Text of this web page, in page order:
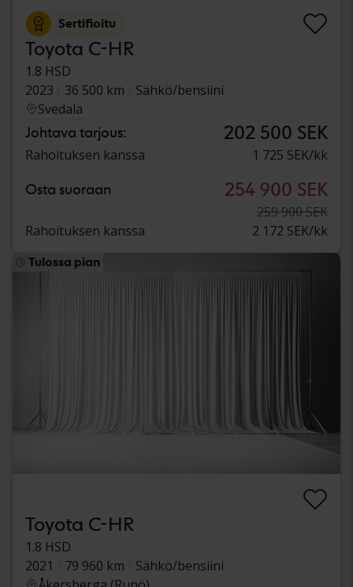
Sertifioitu
Toyota C-HR
1.8 HSD
2023
36 500 km
Sähkö/bensiini
Svedala
Johtava tarjous: 202 500 SEK
Rahoituksen kanssa 1 725 SEK/kk
Osta suoraan 254 900 SEK
259 900 SEK
Rahoituksen kanssa
2 172 SEK/kk
Tulossa pian
Toyota C-HR
1.8 HSD
2021
79 960 km
Sähkö/bensiini